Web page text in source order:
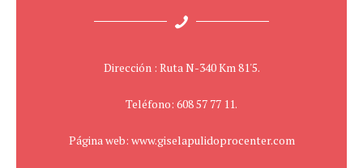
Dirección : Ruta N-340 Km 81'5.
Teléfono: 608 57 77 11.
Página web: www.giselapulidoprocenter.com